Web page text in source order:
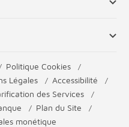
Politique Cookies
Légales
Accessibilité
des Services
Plan du Site
monétique